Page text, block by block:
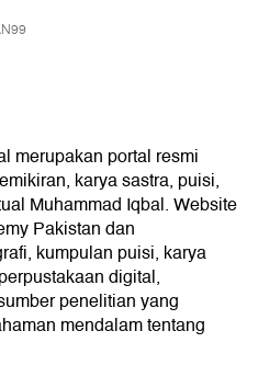
merupakan portal resmi
karya sastra, puisi,
Muhammad Iqbal. Website
Pakistan dan
kumpulan puisi, karya
digital,
penelitian yang
mendalam tentang